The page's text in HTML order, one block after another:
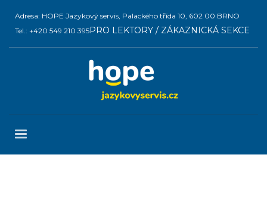
Adresa: HOPE Jazykový servis, Palackého třída 10, 602 00 BRNO
Tel.: +420 549 210 395PRO LEKTORY / ZÁKAZNICKÁ SEKCE